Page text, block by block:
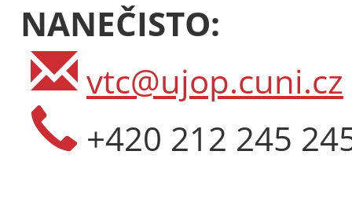
NANEČISTO:
vtc@ujop.cuni.cz
+420 212 245